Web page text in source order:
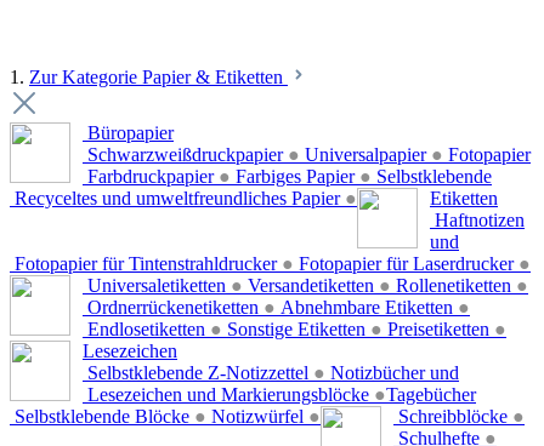
1. Zur Kategorie Papier & Etiketten
Büropapier
Schwarzweißdruckpapier ● Universalpapier ●
Farbdruckpapier ● Farbiges Papier ●
Recyceltes und umweltfreundliches Papier ●
Fotopapier
Fotopapier für Tintenstrahldrucker ● Fotopapier für Laserdrucker ●
Selbstklebende
Etiketten
Universaletiketten ● Versandetiketten ● Rollenetiketten ●
Ordnerrückenetiketten ● Abnehmbare Etiketten ●
Endlosetiketten ● Sonstige Etiketten ● Preisetiketten ●
Haftnotizen
und
Lesezeichen
Selbstklebende Z-Notizzettel ●
Lesezeichen und Markierungsblöcke ●
Selbstklebende Blöcke ● Notizwürfel ●
Notizbücher und
Tagebücher
Schreibblöcke ●
Schulhefte ●